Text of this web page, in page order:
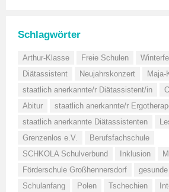
Schlagwörter
Arthur-Klasse Freie Schulen
Diätassistent
Neujahrskonzert
Maja-
staatlich anerkannte/r Diätassistent/in
Abitur
staatlich anerkannte/r
staatlich anerkannte Diätassistenten
Grenzenlos e.V.
Berufsfachschule
SCHKOLA Schulverbund
Inklusion
Förderschule Großhennersdorf
Schulanfang
Polen Tschechien